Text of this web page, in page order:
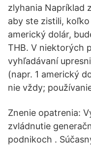
zlyhania Napríklad
aby ste zistili,
americký dolár,
THB. V niektorých
vyhľadávaní
(napr. 1 americký
nie vždy;
Znenie opatrenia:
zvládnutie
podnikoch .